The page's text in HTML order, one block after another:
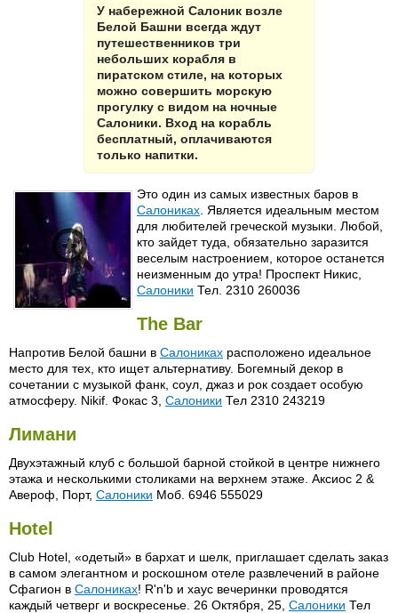
У набережной Салоник возле
Белой Башни всегда ждут
путешественников три
небольших корабля в
пиратском стиле, на которых
можно совершить морскую
прогулку с видом на ночные
Салоники. Вход на корабль
бесплатный, оплачиваются
только напитки.
Это один из самых известных баров в
Салониках . Является идеальным местом
для любителей греческой музыки. Любой,
кто зайдет туда, обязательно заразится
веселым настроением, которое останется
неизменным до утра! Проспект Никис,
Салоники Тел. 2310 260036
The Bar
Напротив Белой башни в Салониках расположено идеальное
место для тех, кто ищет альтернативу. Богемный декор в
сочетании с музыкой фанк, соул, джаз и рок создает особую
атмосферу. Nikif. Фокас 3, Салоники Тел 2310 243219
Лимани
Двухэтажный клуб с большой барной стойкой в центре нижнего
этажа и несколькими столиками на верхнем этаже. Аксиос 2 &
Авероф, Порт, Салоники Моб. 6946 555029
Hotel
Сlub Hotel, «одетый» в бархат и шелк, приглашает сделать заказ
в самом элегантном и роскошном отеле развлечений в районе
Сфагион в Салониках! R'n'b и хаус вечеринки проводятся
каждый четверг и воскресенье. 26 Октября, 25, Салоники Тел